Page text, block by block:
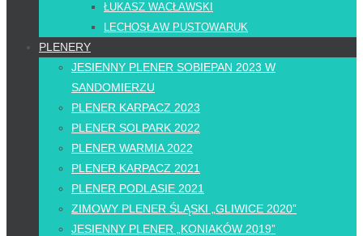
ŁUKASZ WACŁAWSKI
LECHOSŁAW PUSTOWARUK
PLENERY
JESIENNY PLENER SOBIEPAN 2023 W
SANDOMIERZU
PLENER KARPACZ 2023
PLENER SOLPARK 2022
PLENER WARMIA 2022
PLENER KARPACZ 2021
PLENER PODLASIE 2021
ZIMOWY PLENER ŚLĄSKI „GLIWICE 2020”
JESIENNY PLENER „KONIAKÓW 2019”